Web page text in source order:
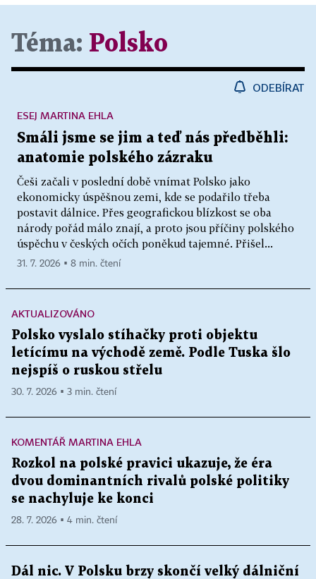
Téma: Polsko
ODEBÍRAT
Smáli jsme se jim a teď nás předběhli:
anatomie polského zázraku
Češi začali v poslední době vnímat Polsko jako
ekonomicky úspěšnou zemi, kde se podařilo třeba
postavit dálnice. Přes geografickou blízkost se oba
národy pořád málo znají, a proto jsou příčiny polského
úspěchu v českých očích poněkud tajemné. Přišel...
ESEJ MARTINA EHLA
31. 7. 2026 ▪ 8 min. čtení
AKTUALIZOVÁNO
Polsko vyslalo stíhačky proti objektu
letícímu na východě země. Podle Tuska šlo
nejspíš o ruskou střelu
30. 7. 2026 ▪ 3 min. čtení
KOMENTÁŘ MARTINA EHLA
Rozkol na polské pravici ukazuje, že éra
dvou dominantních rivalů polské politiky
se nachyluje ke konci
28. 7. 2026 ▪ 4 min. čtení
Dál nic. V Polsku brzy skončí velký dálniční